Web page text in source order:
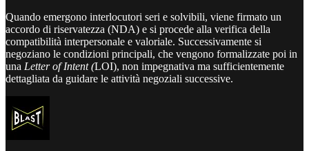
Quando emergono interlocutori seri e solvibili, viene firmato un
accordo di riservatezza (NDA) e si procede alla verifica della
compatibilità interpersonale e valoriale. Successivamente si
negoziano le condizioni principali, che vengono formalizzate poi in
una Letter of Intent (LOI), non impegnativa ma sufficientemente
dettagliata da guidare le attività negoziali successive.